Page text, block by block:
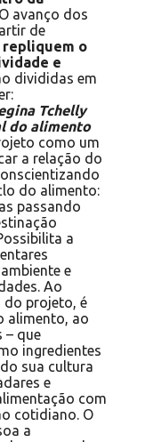
O avanço dos
de
repliquem o
e
divididas em
Tchelly
do alimento
como um
a relação do
do alimento:
passando
a
e
Ao
do projeto, é
alimento, ao
– que
ingredientes
sua cultura
e
com
cotidiano. O
a